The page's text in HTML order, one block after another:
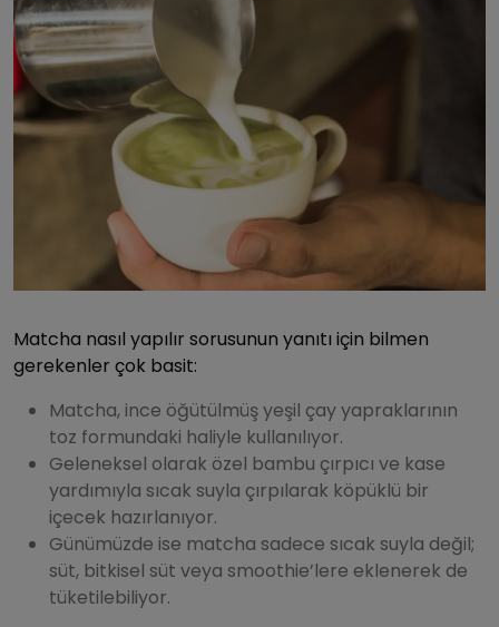
Matcha nasıl yapılır sorusunun yanıtı için bilmen
gerekenler çok basit:
Matcha, ince öğütülmüş yeşil çay yapraklarının
toz formundaki haliyle kullanılıyor.
Geleneksel olarak özel bambu çırpıcı ve kase
yardımıyla sıcak suyla çırpılarak köpüklü bir
içecek hazırlanıyor.
Günümüzde ise matcha sadece sıcak suyla değil;
süt, bitkisel süt veya smoothie’lere eklenerek de
tüketilebiliyor.